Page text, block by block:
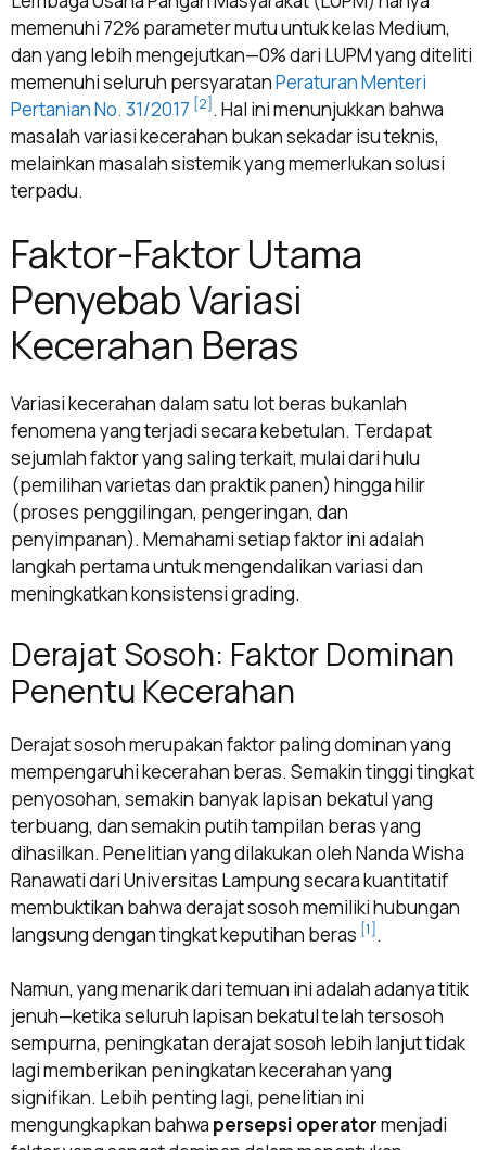
memenuhi 72% parameter mutu untuk kelas Medium,
dan yang lebih mengejutkan—0% dari LUPM yang diteliti
memenuhi seluruh persyaratanPeraturan Menteri
Pertanian No. 31/2017 [2]. Hal ini menunjukkan bahwa
masalah variasi kecerahan bukan sekadar isu teknis,
melainkan masalah sistemik yang memerlukan solusi
terpadu.
Faktor-Faktor Utama
Penyebab Variasi
Kecerahan Beras
Variasi kecerahan dalam satu lot beras bukanlah
fenomena yang terjadi secara kebetulan. Terdapat
sejumlah faktor yang saling terkait, mulai dari hulu
(pemilihan varietas dan praktik panen) hingga hilir
(proses penggilingan, pengeringan, dan
penyimpanan). Memahami setiap faktor ini adalah
langkah pertama untuk mengendalikan variasi dan
meningkatkan konsistensi grading.
Derajat Sosoh: Faktor Dominan
Penentu Kecerahan
Derajat sosoh merupakan faktor paling dominan yang
mempengaruhi kecerahan beras. Semakin tinggi tingkat
penyosohan, semakin banyak lapisan bekatul yang
terbuang, dan semakin putih tampilan beras yang
dihasilkan. Penelitian yang dilakukan oleh Nanda Wisha
Ranawati dari Universitas Lampung secara kuantitatif
membuktikan bahwa derajat sosoh memiliki hubungan
langsung dengan tingkat keputihan beras [1].
Namun, yang menarik dari temuan ini adalah adanya titik
jenuh—ketika seluruh lapisan bekatul telah tersosoh
sempurna, peningkatan derajat sosoh lebih lanjut tidak
lagi memberikan peningkatan kecerahan yang
signifikan. Lebih penting lagi, penelitian ini
mengungkapkan bahwa persepsi operatormenjadi